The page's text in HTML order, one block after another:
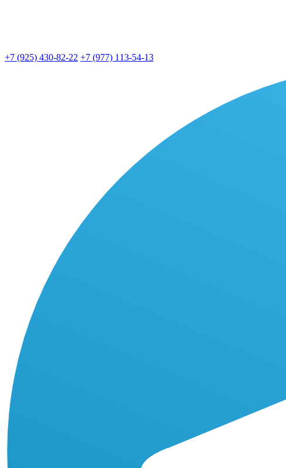
+7 (925) 430-82-22 +7 (977) 113-54-13